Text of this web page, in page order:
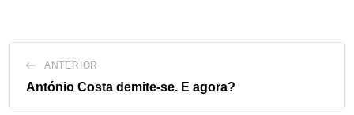
ANTERIOR
António Costa demite-se. E agora?